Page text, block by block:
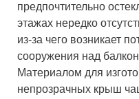
предпочтительно
этажах нередко
из-за чего возникает
сооружения над
Материалом для
непрозрачных крыш